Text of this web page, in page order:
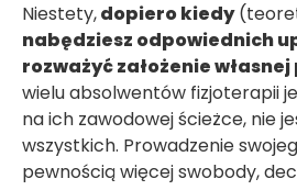
Niestety,dopiero kiedy
nabędziesz odpowiednich
rozważyć założenie
wielu absolwentów fizjoterapii
na ich zawodowej ścieżce, nie
wszystkich. Prowadzenie
pewnością więcej swobody,